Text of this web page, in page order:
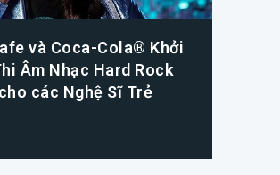
và Coca-Cola® Khởi
Âm Nhạc Hard Rock
các Nghệ Sĩ Trẻ